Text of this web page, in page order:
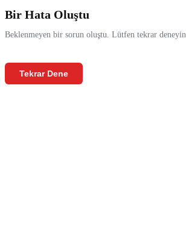
Bir Hata Oluştu
Beklenmeyen bir sorun oluştu. Lütfen tekrar deneyin.
Tekrar Dene